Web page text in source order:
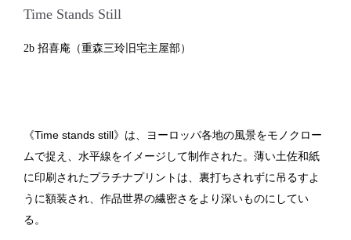
Time Stands Still
2b 招喜庵（重森三玲旧宅主屋部）
《Time stands still》は、ヨーロッパ各地の風景をモノクロー
ムで捉え、水平線をイメージして制作された。薄い土佐和紙
に印刷されたプラチナプリントは、裏打ちされずに吊るすよ
うに額装され、作品世界の繊密さをより深いものにしてい
る。